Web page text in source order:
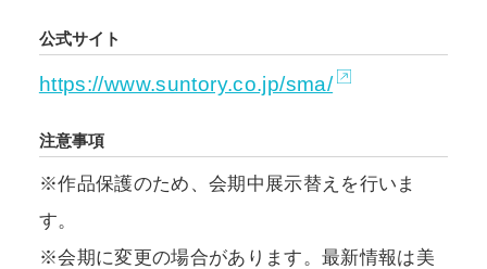
公式サイト
https://www.suntory.co.jp/sma/
注意事項
※作品保護のため、会期中展示替えを行いま
す。
※会期に変更の場合があります。最新情報は美